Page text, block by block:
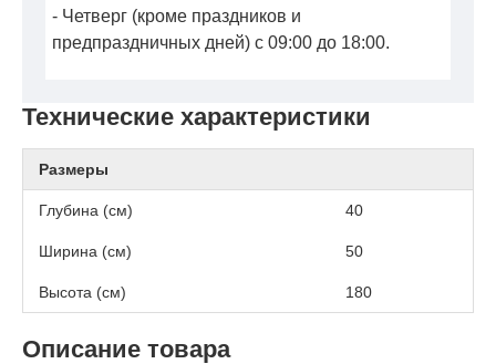
Технические характеристики
Размеры
Глубина (см) 40
Ширина (см) 50
Высота (см) 180
Описание товара
- Четверг (кроме праздников и
предпраздничных дней) с 09:00 до 18:00.